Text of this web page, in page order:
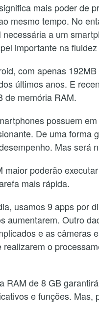
mais poder de
mesmo tempo. No
a um
importante na
com apenas
últimos anos. E
de memória RAM.
possuem
De uma forma
Mas será
poderão
mais rápida.
usamos 9 apps por
aumentarem. Outro
e as câmeras
o
RAM de 8 GB
e funções. Mas,